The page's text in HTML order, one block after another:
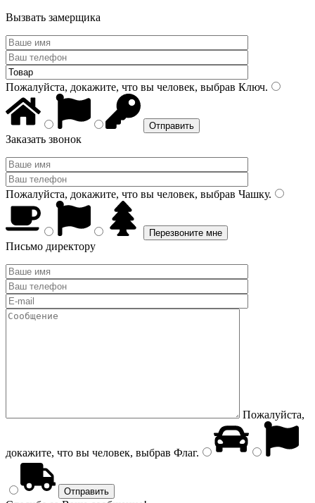
Вызвать замерщика
Пожалуйста, докажите, что вы человек, выбрав Ключ.
Заказать звонок
Пожалуйста, докажите, что вы человек, выбрав Чашку.
Письмо директору
Пожалуйста,
докажите, что вы человек, выбрав Флаг.